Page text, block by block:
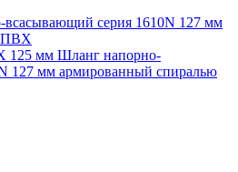
мм Шланг напорно-
127 мм армированный спиралью